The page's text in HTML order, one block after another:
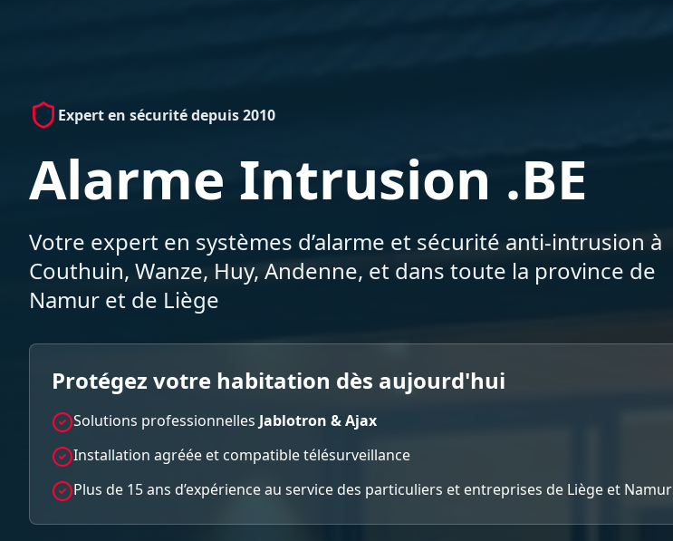
Expert en sécurité depuis 2010
Alarme Intrusion .BE
Votre expert en systèmes d’alarme et sécurité anti-intrusion à
Couthuin, Wanze, Huy, Andenne, et dans toute la province de
Namur et de Liège
Protégez votre habitation dès aujourd'hui
Solutions professionnelles Jablotron & Ajax
Installation agréée et compatible télésurveillance
Plus de 15 ans d’expérience au service des particuliers et entreprises de Liège et Namur